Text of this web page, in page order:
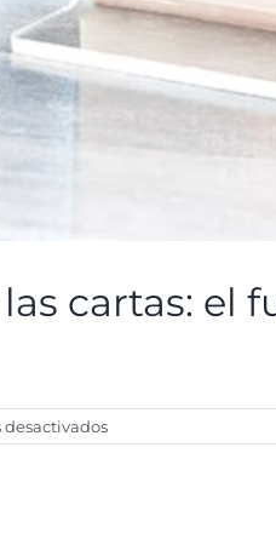
cartas: el
en
La